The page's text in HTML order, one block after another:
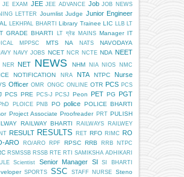
JE EXAM JEE JEE ADVANCE Job JOB NEWS
LETTER Journlist Judge Junior Engineer
LEKHPAL BHARTI Library Trainee LIC LLB LT
GRADE BHARTI LT ग्रेड MAINS Manager IT
MPPSC MTS NA NATS
NAVODAYA
NAVY JOBS NCET NCR NCTE NDA NEET
NER NET NEWS NHM NIA NIOS
NMC
NOTIFICATION NRA NTA NTPC Nurse
Officer OMR ONGC ONLINE OTR PCS PCS
PCS PRE PCS-J PCSJ Peon PET PG PGT
PLOICE PNB PO police POLICE BHARTI
Project Associate Proofreader PRT PULISH
RAILWAY BHARTI RAILWAYS
RAILWEY
RESULT RESULTS RET RFO RIMC RO
ARO RO/ARO RPF RPSC RRB
RRB NTPC
RSMSSB RSSB RTE RTI SAMIKSHA ADHIKARI
Scientist Senior Manager SI SI BHARTI
SPORTS SSC STAFF NURSE
Steno